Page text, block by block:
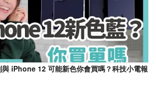
iPhone 12 可能新色你會買嗎？科技小電報